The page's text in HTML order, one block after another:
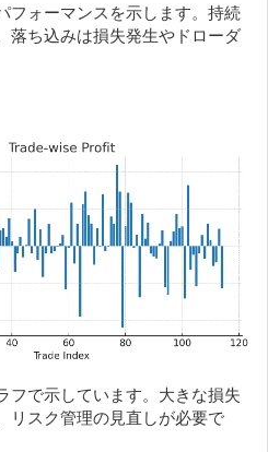
フォーマンスを示します。持続
落ち込みは損失発生やドローダ
フで示しています。大きな損失
リスク管理の見直しが必要で